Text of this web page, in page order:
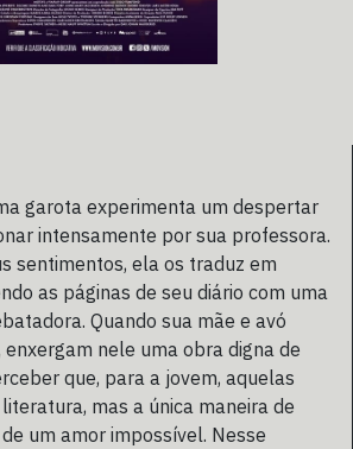
garota experimenta um despertar
intensamente por sua professora.
sentimentos, ela os traduz em
as páginas de seu diário com uma
Quando sua mãe e avó
nele uma obra digna de
que, para a jovem, aquelas
mas a única maneira de
um amor impossível. Nesse